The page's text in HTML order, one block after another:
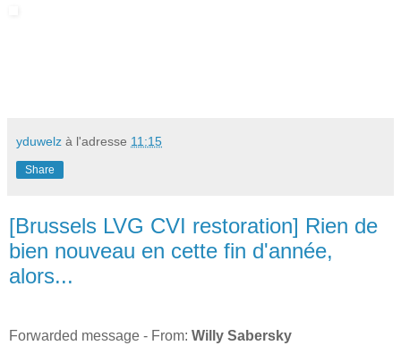
yduwelz à l'adresse 11:15
Share
[Brussels LVG CVI restoration] Rien de
bien nouveau en cette fin d'année,
alors...
Forwarded message - From: Willy Sabersky